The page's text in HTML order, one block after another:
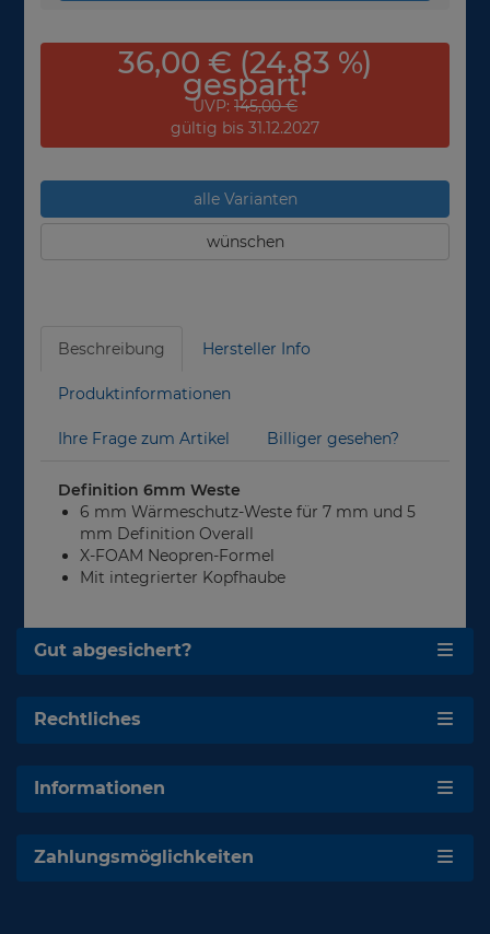
36,00 € (24.83 %)
gespart!
UVP: 145,00 €
gültig bis 31.12.2027
alle Varianten
wünschen
Beschreibung Hersteller Info
Produktinformationen
Ihre Frage zum Artikel Billiger gesehen?
Definition 6mm Weste
6 mm Wärmeschutz-Weste für 7 mm und 5
mm Definition Overall
X-FOAM Neopren-Formel
Mit integrierter Kopfhaube
Gut abgesichert?
Rechtliches
Informationen
Zahlungsmöglichkeiten